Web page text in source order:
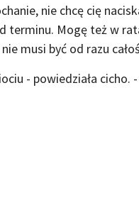
nie chcę cię
terminu. Mogę też w
musi być od razu
- powiedziała cicho.